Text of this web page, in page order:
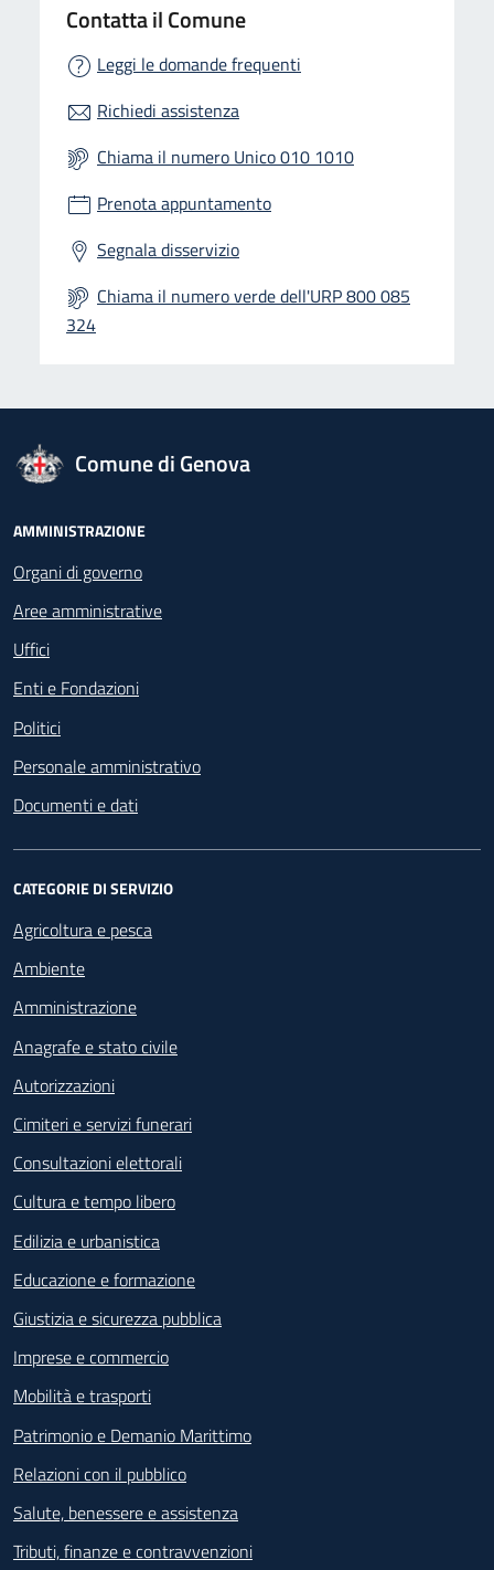
Contatta il Comune
Leggi le domande frequenti
Richiedi assistenza
Chiama il numero Unico 010 1010
Prenota appuntamento
Segnala disservizio
Chiama il numero verde dell'URP 800 085
324
logo Unione Europea
Comune di Genova
Footer - Navigazione
AMMINISTRAZIONE
Organi di governo
Aree amministrative
Uffici
Enti e Fondazioni
Politici
Personale amministrativo
Documenti e dati
CATEGORIE DI SERVIZIO
Agricoltura e pesca
Ambiente
Amministrazione
Anagrafe e stato civile
Autorizzazioni
Cimiteri e servizi funerari
Consultazioni elettorali
Cultura e tempo libero
Edilizia e urbanistica
Educazione e formazione
Giustizia e sicurezza pubblica
Imprese e commercio
Mobilità e trasporti
Patrimonio e Demanio Marittimo
Relazioni con il pubblico
Salute, benessere e assistenza
Tributi, finanze e contravvenzioni